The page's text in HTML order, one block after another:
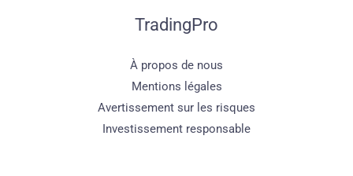
TradingPro
À propos de nous
Mentions légales
Avertissement sur les risques
Investissement responsable